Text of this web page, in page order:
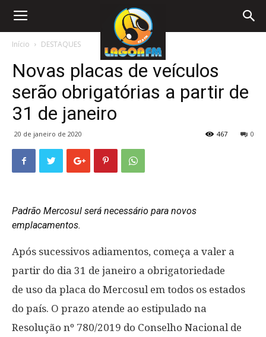
Início DESTAQUES
Novas placas de veículos
serão obrigatórias a partir de
31 de janeiro
20 de janeiro de 2020 0
467
Padrão Mercosul será necessário para novos
emplacamentos.
Após sucessivos adiamentos, começa a valer a
partir do dia 31 de janeiro a obrigatoriedade
de uso da placa do Mercosul em todos os estados
do país. O prazo atende ao estipulado na
Resolução nº 780/2019 do Conselho Nacional de